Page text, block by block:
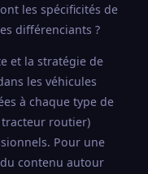
les spécificités de
différenciants ?
et la stratégie de
les véhicules
à chaque type de
routier)
Pour une
contenu autour